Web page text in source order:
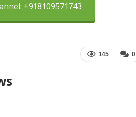
+918109571743
0
145